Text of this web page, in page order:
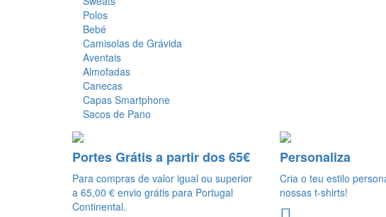
Polos
Bebé
Camisolas de Grávida
Aventais
Almofadas
Canecas
Capas Smartphone
Sacos de Pano
Portes Grátis a partir dos 65€
Para compras de valor igual ou superior
a 65,00 € envio grátis para Portugal
Continental.
Personaliza
Cria o teu estilo
nossas t-shirts!